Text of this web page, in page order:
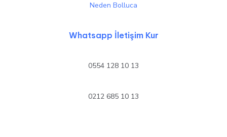
Neden Bolluca
Whatsapp İletişim Kur
0554 128 10 13
0212 685 10 13